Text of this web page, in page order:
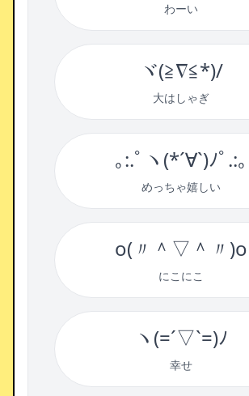
わーい
ヾ(≧∇≦*)/
大はしゃぎ
｡:.ﾟヽ(*´∀`)ﾉﾟ.:｡
めっちゃ嬉しい
o(〃＾▽＾〃)o
にこにこ
ヽ(=´▽`=)ﾉ
幸せ